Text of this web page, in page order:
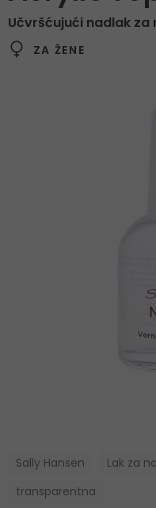
Učvršćujući nadlak za
ZA ŽENE
Sally Hansen
Lak za
transparentna